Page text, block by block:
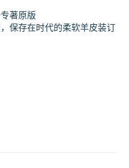
著原版
保存在时代的柔软羊皮装订